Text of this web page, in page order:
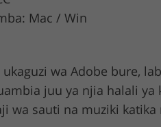
Product Photo Editing
Mac / Win
wa Adobe bure,
juu ya njia halali
wa sauti na muziki